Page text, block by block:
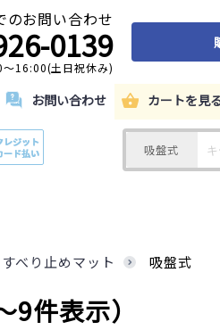
のお問い合わせ
0139
16:00(土日祝休み)
お問い合わせ カートを見
吸盤式
すべり止めマット 吸盤式
9件表示）